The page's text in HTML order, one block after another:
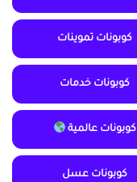
كوبونات تموينات
كوبونات خدمات
كوبونات عالمية
كوبونات عسل